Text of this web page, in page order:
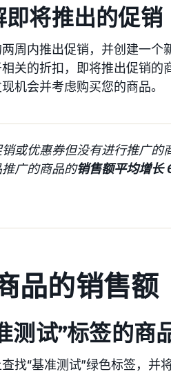
即将推出的促销
周内推出促销，并创建一
关的折扣，即将推出促销的
机会并考虑购买您的商品。
或优惠券但没有进行推广的
广的商品的销售额平均增长
品的销售额
测试”标签的商
找“基准测试”绿色标签，并